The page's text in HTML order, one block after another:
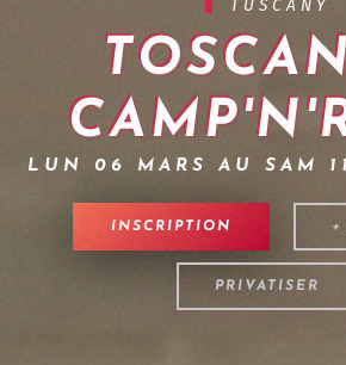
TUSCANY
LUN 06 MARS AU SAM
INSCRIPTION +
PRIVATISER